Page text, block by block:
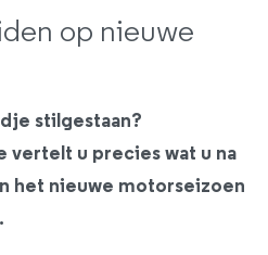
op nieuwe
stilgestaan?
vertelt u precies wat u na
het nieuwe motorseizoen